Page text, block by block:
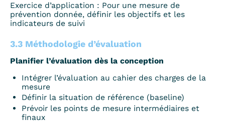
Exercice d’application : Pour une mesure de
prévention donnée, définir les objectifs et les
indicateurs de suivi
3.3 Méthodologie d’évaluation
Planifier l’évaluation dès la conception
Intégrer l’évaluation au cahier des charges de la
mesure
Définir la situation de référence (baseline)
Prévoir les points de mesure intermédiaires et
finaux